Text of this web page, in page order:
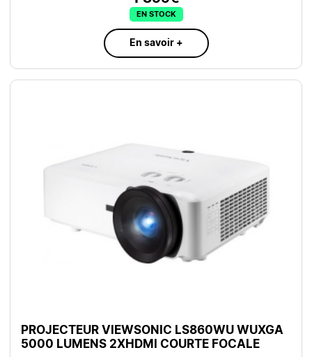
EN STOCK
En savoir +
PROJECTEUR VIEWSONIC LS860WU WUXGA
5000 LUMENS 2XHDMI COURTE FOCALE